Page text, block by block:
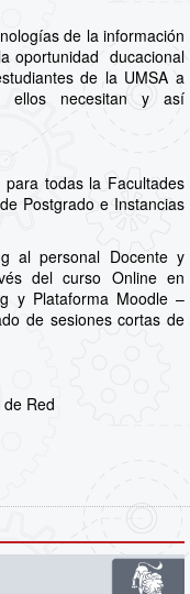
de la información
oportunidad ducacional
de la UMSA a
ellos necesitan y así
para todas la Facultades
Postgrado e Instancias
al personal Docente y
del curso Online en
y Plataforma Moodle –
de sesiones cortas de
Red